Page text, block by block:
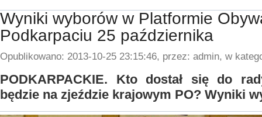
Wyniki wyborów w Platformie
Podkarpaciu 25 października
Opublikowano: 2013-10-25 23:15:46, przez: admin, w
PODKARPACKIE. Kto dostał się do
będzie na zjeździe krajowym PO? Wyniki